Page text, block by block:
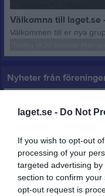
laget.se - Do Not
If you wish to opt-out
processing of your
targeted advertising
section to confirm
opt-out request is
Välkomna till laget.se
Nyheter från